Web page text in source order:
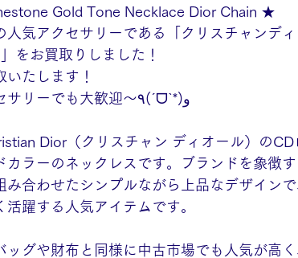
Gold Tone Necklace Dior Chain ★
人気アクセサリーである「クリスチャンデ
をお買取りしました！
たします！
何十年も前に買った古いアクセサリーでも大歓迎～٩(ˊᗜˋ*)و
Dior（クリスチャン ディオール）のCD
カラーのネックレスです。ブランドを象徴
み合わせたシンプルながら上品なデザイン
躍する人気アイテムです。
ッグや財布と同様に中古市場でも人気が高